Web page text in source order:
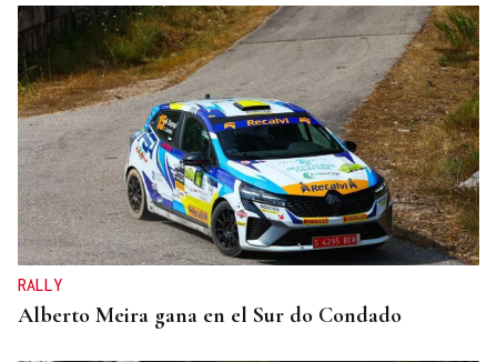
RALLY
Alberto Meira gana en el Sur do Condado